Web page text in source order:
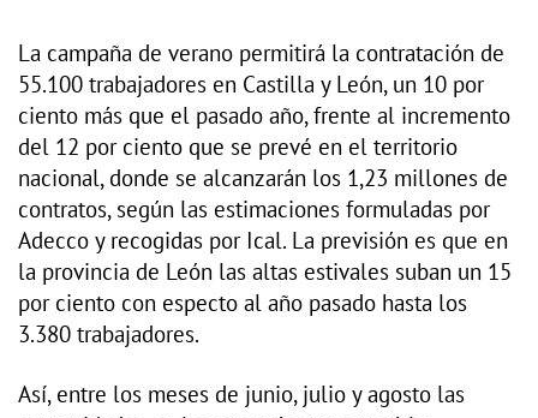
La campaña de verano permitirá la contratación de
55.100 trabajadores en Castilla y León, un 10 por
ciento más que el pasado año, frente al incremento
del 12 por ciento que se prevé en el territorio
nacional, donde se alcanzarán los 1,23 millones de
contratos, según las estimaciones formuladas por
Adecco y recogidas por Ical. La previsión es que en
la provincia de León las altas estivales suban un 15
por ciento con especto al año pasado hasta los
3.380 trabajadores.
Así, entre los meses de junio, julio y agosto las